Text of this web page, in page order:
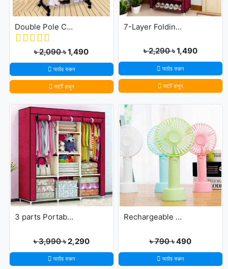
Double Pole Cloth Rack - Stainless Steel
৳ 2,090৳ 1,490
অর্ডার করুন
কার্টে রাখুন
7-Layer Folding Cloth Shoe Rack
৳ 2,290৳ 1,490
অর্ডার করুন
কার্টে রাখুন
3 parts Portable Wardrobe cloth storage
৳ 3,990৳ 2,290
অর্ডার করুন
Rechargeable Ultra Lightweight Handheld 3-Speed Mini USB Fan
৳ 790৳ 490
অর্ডার করুন